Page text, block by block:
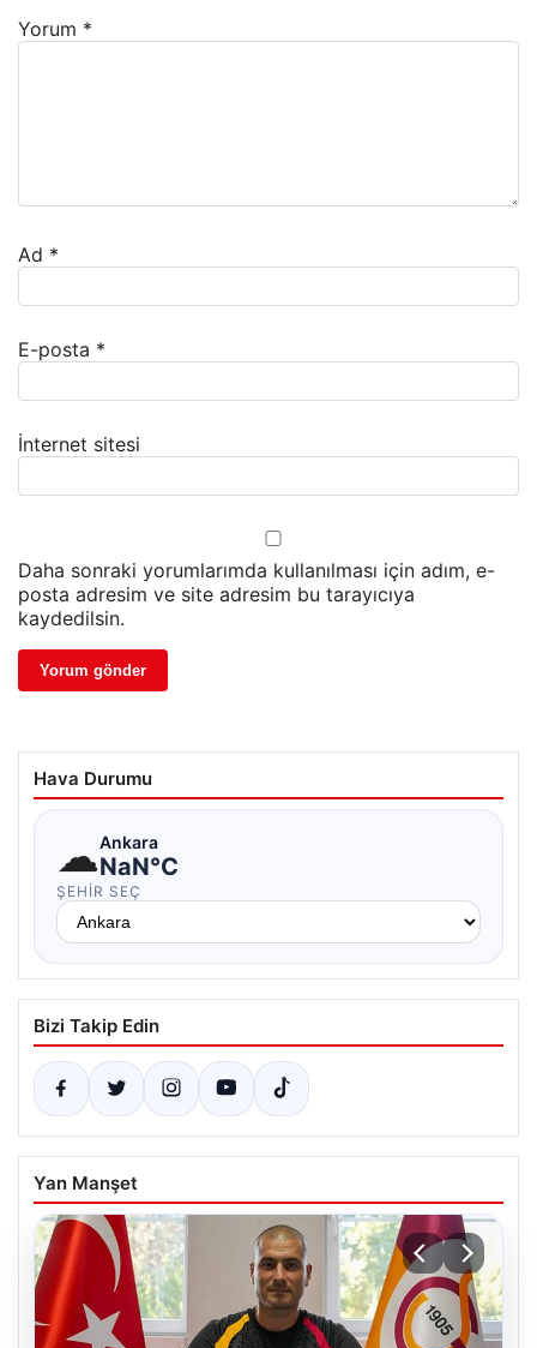
Yorum *
Ad *
E-posta *
İnternet sitesi
Daha sonraki yorumlarımda kullanılması için adım, e-
posta adresim ve site adresim bu tarayıcıya
kaydedilsin.
Hava Durumu
☁Ankara
NaN°C
ŞEHIR SEÇ
Bizi Takip Edin
Yan Manşet